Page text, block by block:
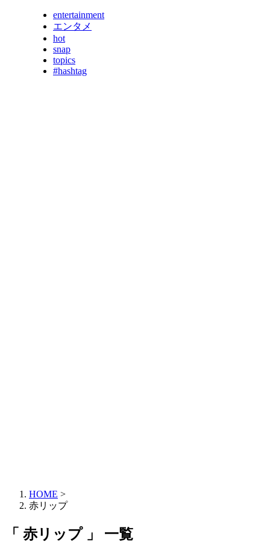
entertainment
エンタメ
hot
snap
topics
#hashtag
HOME >
赤リップ
「 赤リップ 」 一覧